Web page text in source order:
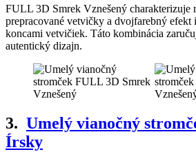
FULL 3D Smrek Vznešený charakterizuje
prepracované vetvičky a dvojfarebný efekt
koncami vetvičiek. Táto kombinácia
autentický dizajn.
3. Umelý vianočný
Írsky